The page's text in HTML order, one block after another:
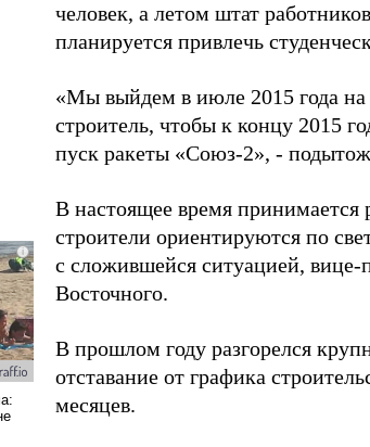
человек, а летом штат
планируется привлечь
«Мы выйдем в июле 2015 года на
строитель, чтобы к концу 2015
пуск ракеты «Союз-2», -
В настоящее время
строители ориентируются по
с сложившейся ситуацией, вице-
Восточного.
В прошлом году разгорелся
отставание от графика
месяцев.